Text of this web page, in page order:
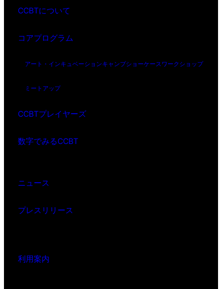
CCBTについて
コアプログラム
アート・インキュベーションキャンプショーケースワークショップ
ミートアップ
CCBTプレイヤーズ
数字でみるCCBT
ニュース
プレスリリース
利用案内